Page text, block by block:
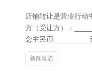
店铺转让是营业行
方（受让方）：
念主民币_________
新闻动态